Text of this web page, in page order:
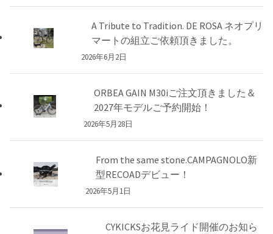
A Tribute to Tradition. DE ROSA ネオプリ
マートの組立ご依頼頂きました。
2026年6月2日
ORBEA GAIN M30iご注文頂きました＆
2027年モデルご予約開始！
2026年5月28日
From the same stone.CAMPAGNOLO新
型RECOADデビュー！
2026年5月1日
CYKICKSお花見ライド開催のお知ら